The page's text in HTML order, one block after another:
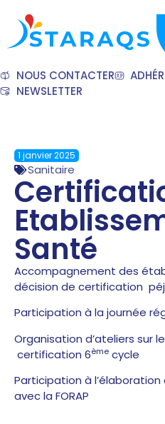
NOUS CONTACTER
NEWSLETTER
1 janvier 2025
Sanitaire
Santé
Accompagnement des
décision de certification
Participation à la journée
Organisation d’ateliers sur
certification 6ème cycle
Participation à
avec la FORAP